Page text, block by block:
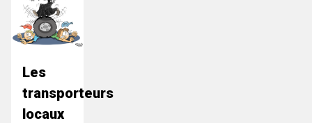
Les
transporteurs
locaux